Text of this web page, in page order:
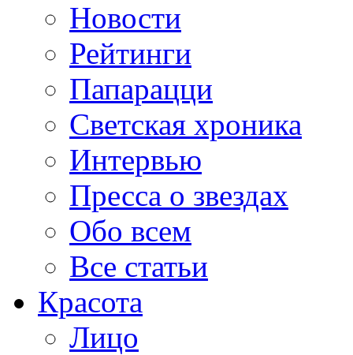
Новости
Рейтинги
Папарацци
Светская хроника
Интервью
Пресса о звездах
Обо всем
Все статьи
Красота
Лицо